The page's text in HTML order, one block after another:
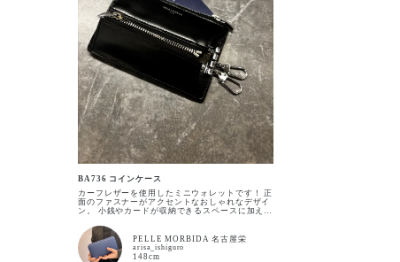
BA736 コインケース
カーフレザーを使用したミニウォレットです！ 正
面のファスナーがアクセントなおしゃれなデザイ
ン。 小銭やカードが収納できるスペースに加え、
イテムです。
PELLE MORBIDA 名古屋栄
arisa_ishiguro
148cm